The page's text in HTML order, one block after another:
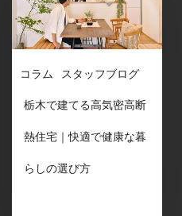
コラム スタッフブログ
栃木で建てる高気密高断
熱住宅｜快適で健康な暮
らしの選び方